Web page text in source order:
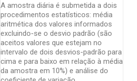
A amostra diária é submetida a dois
procedimentos estatísticos: média
aritmética dos valores informados
excluindo-se o desvio padrão (são
aceitos valores que estejam no
intervalo de dois desvios-padrão para
cima e para baixo em relação à média
da amostra em 10%) e análise do